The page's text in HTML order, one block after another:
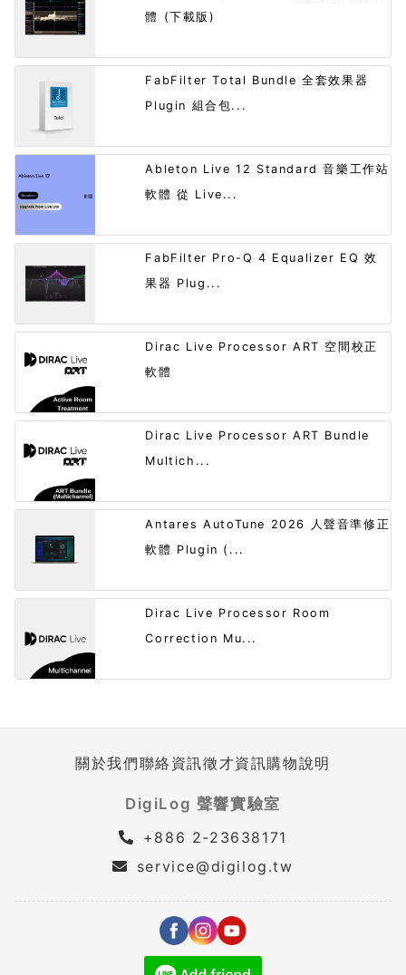
體 (下載版)
FabFilter Total Bundle 全套效果器
Plugin 組合包...
Ableton Live 12 Standard 音樂工作站
軟體 從 Live...
FabFilter Pro-Q 4 Equalizer EQ 效
果器 Plug...
Dirac Live Processor ART 空間校正
軟體
Dirac Live Processor ART Bundle
Multich...
Antares AutoTune 2026 人聲音準修正
軟體 Plugin (...
Dirac Live Processor Room
Correction Mu...
關於我們聯絡資訊徵才資訊購物說明
DigiLog 聲響實驗室
+886 2-23638171
service@digilog.tw